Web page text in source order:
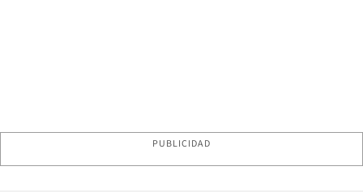
PUBLICIDAD